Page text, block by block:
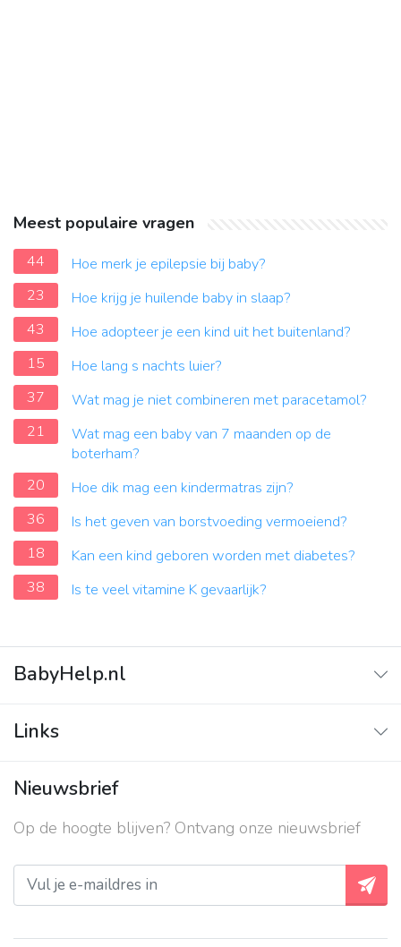
Meest populaire vragen
44
Hoe merk je epilepsie bij baby?
23
Hoe krijg je huilende baby in slaap?
43
Hoe adopteer je een kind uit het buitenland?
15
Hoe lang s nachts luier?
37
Wat mag je niet combineren met paracetamol?
21
Wat mag een baby van 7 maanden op de
boterham?
20
Hoe dik mag een kindermatras zijn?
36
Is het geven van borstvoeding vermoeiend?
18
Kan een kind geboren worden met diabetes?
38
Is te veel vitamine K gevaarlijk?
BabyHelp.nl
Vraag & Antwoord
Links
Contact
Over ons
Privacy beleid
Nieuwsbrief
Op de hoogte blijven? Ontvang onze nieuwsbrief